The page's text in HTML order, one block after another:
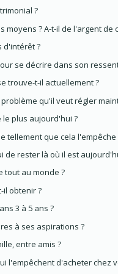
?
moyens ? A-t-il de l'argent de
d'intérêt ?
se décrire dans son
trouve-t-il actuellement ?
qu'il veut régler
plus aujourd'hui ?
tellement que cela
de rester là où il est
tout au monde ?
il obtenir ?
3 à 5 ans ?
à ses aspirations ?
entre amis ?
l'empêchent d'acheter chez